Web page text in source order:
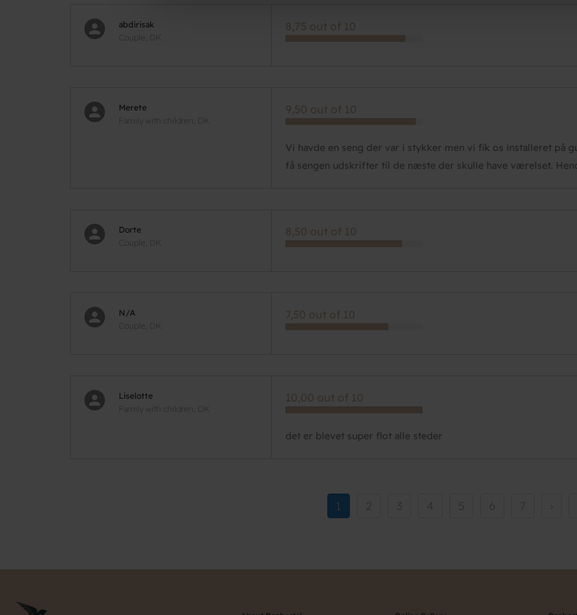
abdirisak
Couple, DK
8,75 out of 10
Merete
Family with children, DK
9,50 out of 10
Vi havde en seng der var i stykker men vi fik os installeret på
få sengen udskrifter til de næste der skulle have værelset.
Dorte
Couple, DK
8,50 out of 10
N/A
Couple, DK
7,50 out of 10
Liselotte
Family with children, DK
10,00 out of 10
det er blevet super flot alle steder
Current
page
1 Page
2 Page
3 Page
4 Page
5 Page
6 Page
7